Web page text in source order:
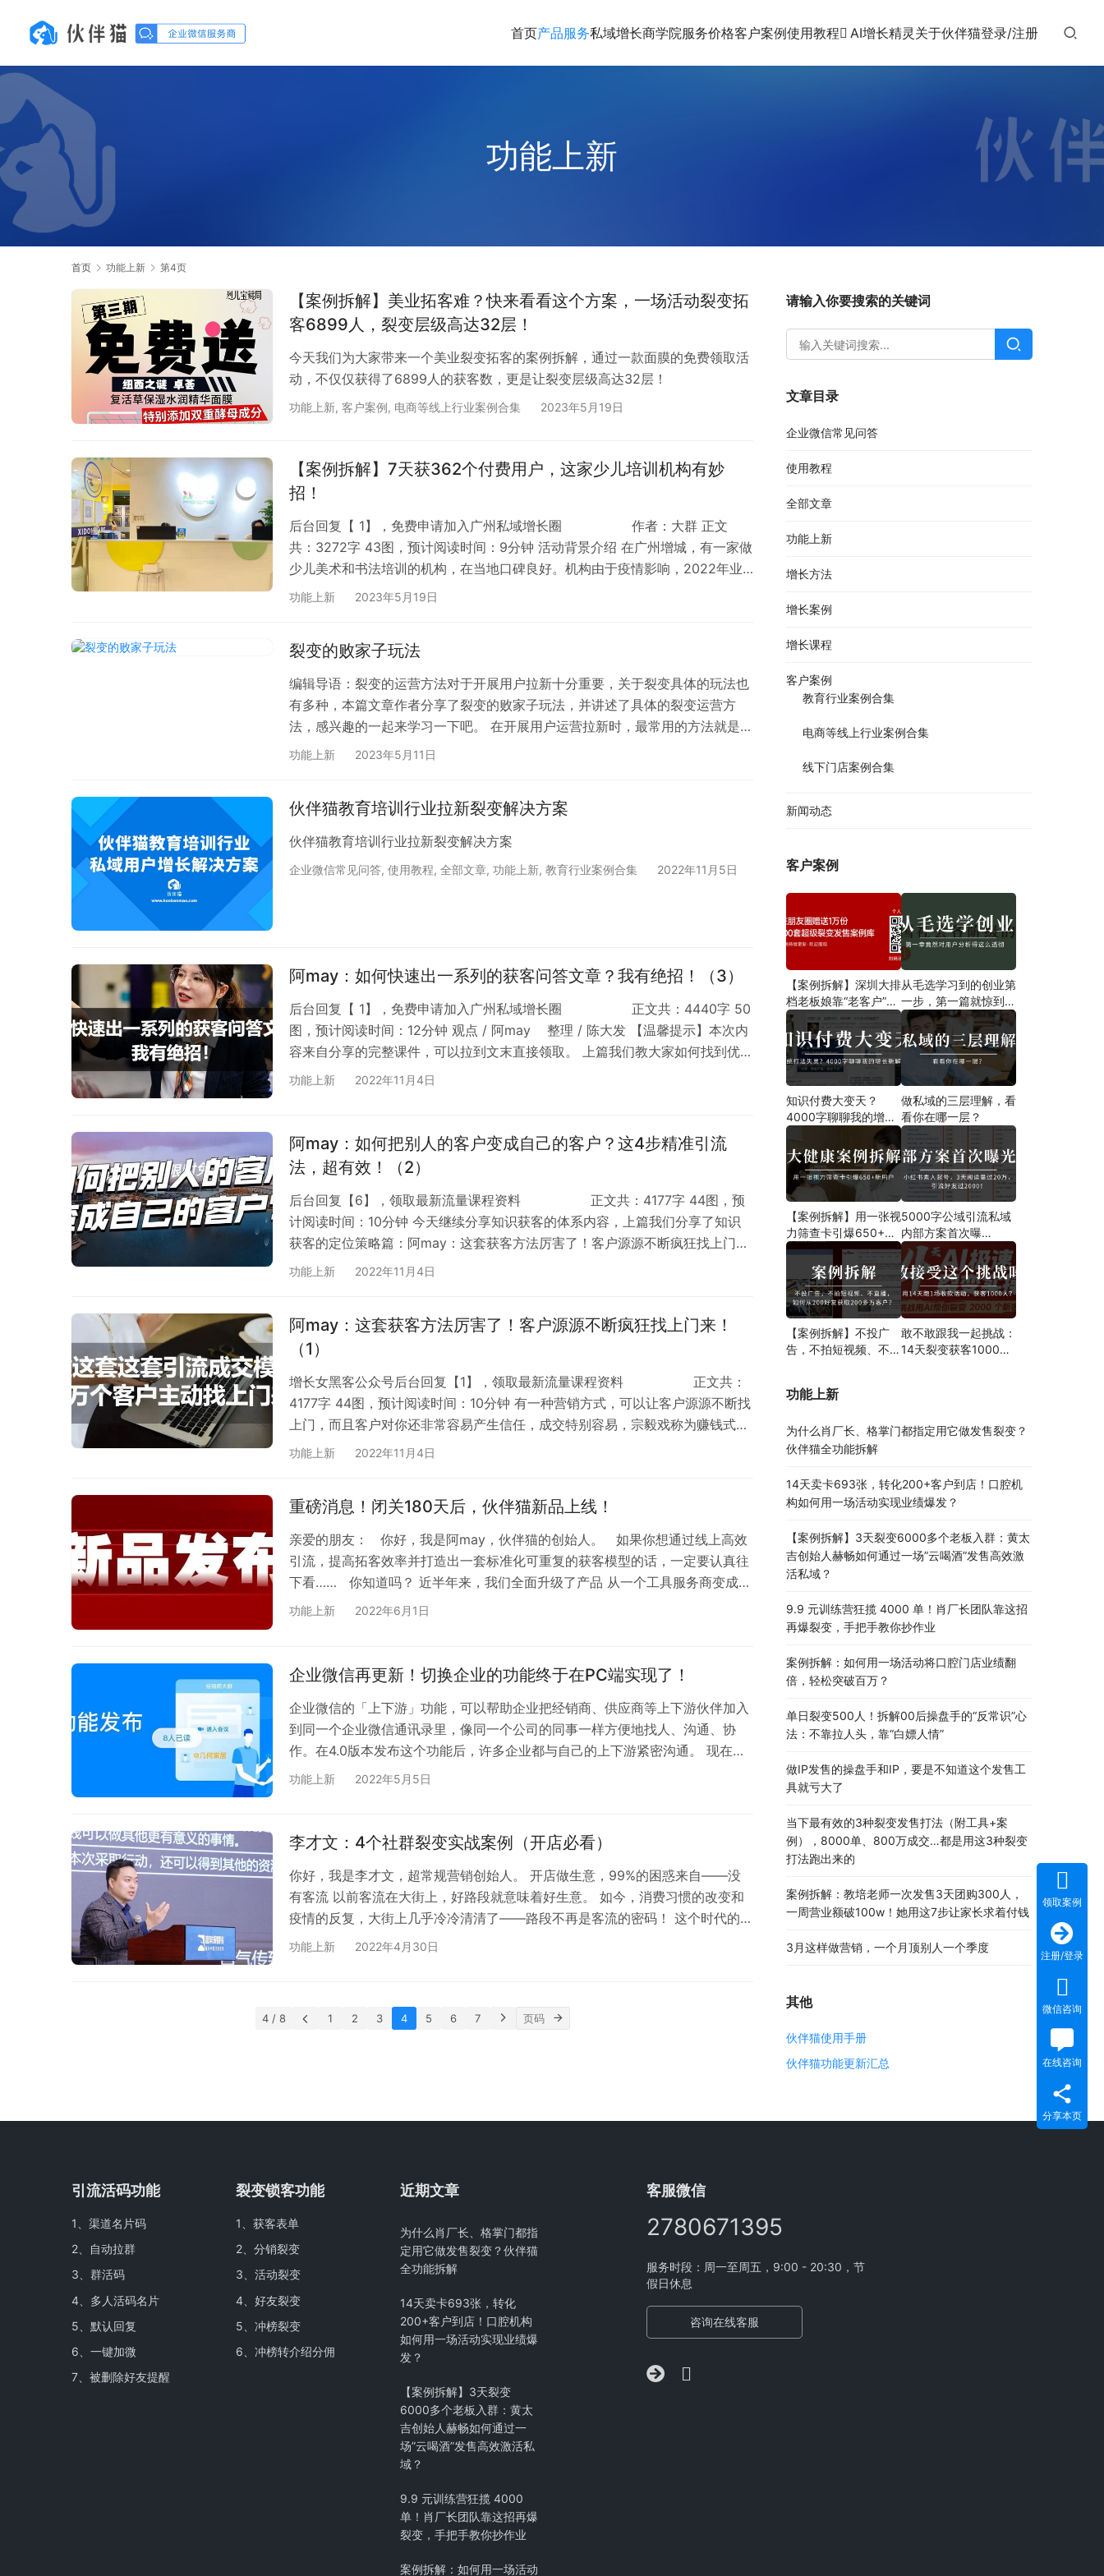
首页产品服务私域增长商学院服务价格客户案例使用教程 AI增长精灵 关于伙伴猫登录/注册
功能上新
首页 功能上新 第4页
【案例拆解】美业拓客难？快来看看这个方案，一场活动裂变拓
客6899人，裂变层级高达32层！
今天我们为大家带来一个美业裂变拓客的案例拆解，通过一款面膜的免费领取活
动，不仅仅获得了6899人的获客数，更是让裂变层级高达32层！
功能上新, 客户案例, 电商等线上行业案例合集 2023年5月19日
【案例拆解】7天获362个付费用户，这家少儿培训机构有妙
招！
后台回复【 1】，免费申请加入广州私域增长圈 作者：大群 正文
共：3272字 43图，预计阅读时间：9分钟 活动背景介绍 在广州增城，有一家做
少儿美术和书法培训的机构，在当地口碑良好。机构由于疫情影响，2022年业
绩不是很好，所以希望做一场促销活动，来拉动机构的业绩，锁定2023年的业
功能上新 2023年5月19日
裂变的败家子玩法
编辑导语：裂变的运营方法对于开展用户拉新十分重要，关于裂变具体的玩法也
有多种，本篇文章作者分享了裂变的败家子玩法，并讲述了具体的裂变运营方
法，感兴趣的一起来学习一下吧。 在开展用户运营拉新时，最常用的方法就是裂
变。 简单直接，稍微动动手就能够实现相当不错的拉新规模。 但在日常所见的
之，只要脸皮厚敢放下身段去邀请，就能够收获无穷无尽的折扣甚至霸王餐。 如
果你…
功能上新 2023年5月11日
伙伴猫教育培训行业拉新裂变解决方案
伙伴猫教育培训行业拉新裂变解决方案
企业微信常见问答, 使用教程, 全部文章, 功能上新, 教育行业案例合集 2022年11月5日
阿may：如何快速出一系列的获客问答文章？我有绝招！（3）
后台回复【 1】，免费申请加入广州私域增长圈 正文共：4440字 50
图，预计阅读时间：12分钟 观点 / 阿may 整理 / 陈大发 【温馨提示】本次内
容来自分享的完整课件，可以拉到文末直接领取。 上篇我们教大家如何找到优质
目标客户，并且准确的把别人鱼塘里面的…
功能上新 2022年11月4日
阿may：如何把别人的客户变成自己的客户？这4步精准引流
法，超有效！（2）
后台回复【6】，领取最新流量课程资料 正文共：4177字 44图，预
计阅读时间：10分钟 今天继续分享知识获客的体系内容，上篇我们分享了知识
获客的定位策略篇：阿may：这套获客方法厉害了！客户源源不断疯狂找上门
来！（1），今天我们继续分享知识获客的4步精准引流方法，让你了解如何借助
功能上新 2022年11月4日
阿may：这套获客方法厉害了！客户源源不断疯狂找上门来！
（1）
增长女黑客公众号后台回复【1】，领取最新流量课程资料 正文共：
4177字 44图，预计阅读时间：10分钟 有一种营销方式，可以让客户源源不断找
上门，而且客户对你还非常容易产生信任，成交特别容易，宗毅戏称为赚钱式营
销！我这几年，就是借助了这套方法，积累了超10万的私域用户池，这套方法，
功能上新 2022年11月4日
重磅消息！闭关180天后，伙伴猫新品上线！
亲爱的朋友： 你好，我是阿may，伙伴猫的创始人。 如果你想通过线上高效
引流，提高拓客效率并打造出一套标准化可重复的获客模型的话，一定要认真往
下看…… 你知道吗？ 近半年来，我们全面升级了产品 从一个工具服务商变成了
一个科学获客解决方案服务商！ 2020年1月9日，恰逢微信生日和企业微信3.0
伙伴猫裂变系统，不跟众多企业微信服务商去抢SCR…
功能上新 2022年6月1日
企业微信再更新！切换企业的功能终于在PC端实现了！
企业微信的「上下游」功能，可以帮助企业把经销商、供应商等上下游伙伴加入
到同一个企业微信通讯录里，像同一个公司的同事一样方便地找人、沟通、协
作。在4.0版本发布这个功能后，许多企业都与自己的上下游紧密沟通。 现在，
我们全新上线了「上下游群」等功能，让跨公司协作更顺畅。 除此之外，会议、
员配置，他们往往是企业的IT主管角色，当他们想要邀请对应的合作…
功能上新 2022年5月5日
李才文：4个社群裂变实战案例（开店必看）
你好，我是李才文，超常规营销创始人。 开店做生意，99%的困惑来自——没
有客流 以前客流在大街上，好路段就意味着好生意。 如今，消费习惯的改变和
疫情的反复，大街上几乎冷冷清清了——路段不再是客流的密码！ 这个时代的客
流在哪里呢？最高效的渠道有2个： 抖音和微信 所以，围绕抖音和微信，在快速
主要跟你聊聊，关于用微信做“社群裂变”，…
功能上新 2022年4月30日
4 / 8 1 2 3 4 5 6 7
请输入你要搜索的关键词
文章目录
企业微信常见问答
使用教程
全部文章
功能上新
增长方法
增长案例
增长课程
客户案例
教育行业案例合集
电商等线上行业案例合集
线下门店案例合集
新闻动态
客户案例
【案例拆解】深圳大排
档老板娘靠“老客户”一
招翻盘，营业额狂飙翻
倍，8点后爆满停单！
从毛选学习到的创业第
一步​，第一篇就惊到我
了！
知识付费大变天？
4000字聊聊我的增长
新解法
做私域的三层理解，看
看你在哪一层？
【案例拆解】用一张视
力筛查卡引爆650+新
用户！大健康门诊也能
用裂变发售玩转精准引
流！
5000字公域引流私域
内部方案首次曝
光！！！案例分析、操
作步骤都有！
【案例拆解】不投广
告，不拍短视频、不直
敢不敢跟我一起挑战：
14天裂变获客1000
功能上新
为什么肖厂长、格掌门都指定用它做发售裂变？
伙伴猫全功能拆解
14天卖卡693张，转化200+客户到店！口腔机
构如何用一场活动实现业绩爆发？
【案例拆解】3天裂变6000多个老板入群：黄太
吉创始人赫畅如何通过一场”云喝酒”发售高效激
活私域？
9.9 元训练营狂揽 4000 单！肖厂长团队靠这招
再爆裂变，手把手教你抄作业
案例拆解：如何用一场活动将口腔门店业绩翻
倍，轻松突破百万？
单日裂变500人！拆解00后操盘手的“反常识”心
法：不靠拉人头，靠“白嫖人情”
做IP发售的操盘手和IP，要是不知道这个发售工
具就亏大了
当下最有效的3种裂变发售打法（附工具+案
例），8000单、800万成交…都是用这3种裂变
打法跑出来的
案例拆解：教培老师一次发售3天团购300人，
一周营业额破100w！她用这7步让家长求着付钱
3月这样做营销，一个月顶别人一个季度
其他
伙伴猫使用手册
伙伴猫功能更新汇总
引流活码功能
1、 渠道名片码
2、
自动拉群
3、 群活码
4、 多人活码名片
5、 默认回复
6、 一键加微
7、 被删除好友提醒
裂变锁客功能
1、 获客表单
2、 分销裂变
3、 活动裂变
4、 好友裂变
5、 冲榜裂变
6、 冲榜转介绍分佣
近期文章
为什么肖厂长、格掌门都指
定用它做发售裂变？伙伴猫
全功能拆解
14天卖卡693张，转化
200+客户到店！口腔机构
如何用一场活动实现业绩爆
发？
【案例拆解】3天裂变
6000多个老板入群：黄太
吉创始人赫畅如何通过一
场”云喝酒”发售高效激活私
域？
9.9 元训练营狂揽 4000
单！肖厂长团队靠这招再爆
裂变，手把手教你抄作业
案例拆解：如何用一场活动
客服微信
2780671395
服务时段：周一至周五，9:00 - 20:30，节
假日休息
咨询在线客服
领取案例
注册/登录
微信咨询
在线咨询
分享本页